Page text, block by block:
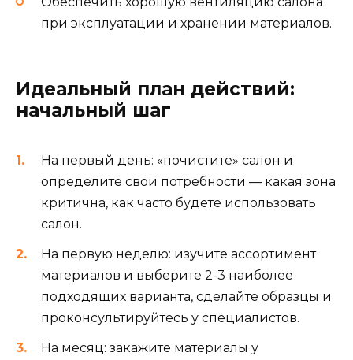
при эксплуатации и хранении материалов.
Идеальный план действий:
начальный шаг
На первый день: «почистите» салон и
определите свои потребности — какая зона
критична, как часто будете использовать
салон.
На первую неделю: изучите ассортимент
материалов и выберите 2-3 наиболее
подходящих варианта, сделайте образцы и
проконсультируйтесь у специалистов.
На месяц: закажите материалы у